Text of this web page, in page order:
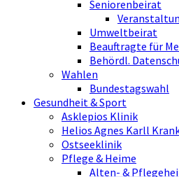
Seniorenbeirat
Umweltbeirat
Beauftragte für
Behördl.
Wahlen
Bundestagswahl
Gesundheit & Sport
Asklepios Klinik
Helios Agnes Karll
Ostseeklinik
Pflege & Heime
Alten- &